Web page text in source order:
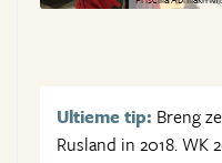
Ultieme tip: Breng
Rusland in 2018. WK